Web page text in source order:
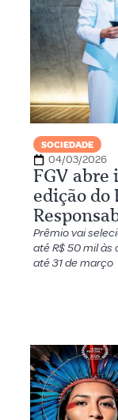
SOCIEDADE
04/03/2026
FGV abre
edição do
Prêmio vai
até R$ 50 mil
até 31 de março